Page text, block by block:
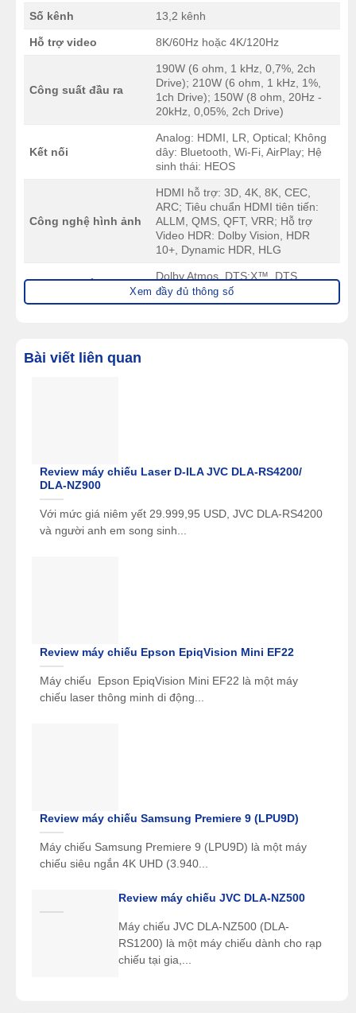
Số kênh 13,2 kênh
Hỗ trợ video 8K/60Hz hoặc 4K/120Hz
Công suất đầu ra
190W (6 ohm, 1 kHz, 0,7%, 2ch
Drive); 210W (6 ohm, 1 kHz, 1%,
1ch Drive); 150W (8 ohm, 20Hz -
20kHz, 0,05%, 2ch Drive)
Kết nối
Analog: HDMI, LR, Optical; Không
dây: Bluetooth, Wi-Fi, AirPlay; Hệ
sinh thái: HEOS
Công nghệ hình ảnh
HDMI hỗ trợ: 3D, 4K, 8K, CEC,
ARC; Tiêu chuẩn HDMI tiên tiến:
ALLM, QMS, QFT, VRR; Hỗ trợ
Video HDR: Dolby Vision, HDR
10+, Dynamic HDR, HLG
Định dạng âm thanh
Dolby Atmos, DTS:X™, DTS
Neural:X™, Auro-3D
Trọng lượng
Xem đầy đủ thông số
Bài viết liên quan
Review máy chiếu Laser D-ILA JVC DLA-RS4200/
DLA-NZ900
Với mức giá niêm yết 29.999,95 USD, JVC DLA-RS4200
và người anh em song sinh...
Review máy chiếu Epson EpiqVision Mini EF22
Máy chiếu Epson EpiqVision Mini EF22 là một máy
chiếu laser thông minh di động...
Review máy chiếu Samsung Premiere 9 (LPU9D)
Máy chiếu Samsung Premiere 9 (LPU9D) là một máy
chiếu siêu ngắn 4K UHD (3.940...
Review máy chiếu JVC DLA-NZ500
Máy chiếu JVC DLA-NZ500 (DLA-
RS1200) là một máy chiếu dành cho rạp
chiếu tại gia,...